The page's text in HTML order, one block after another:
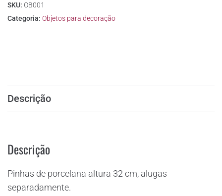
SKU: OB001
Categoria: Objetos para decoração
Descrição
Descrição
Pinhas de porcelana altura 32 cm, alugas
separadamente.